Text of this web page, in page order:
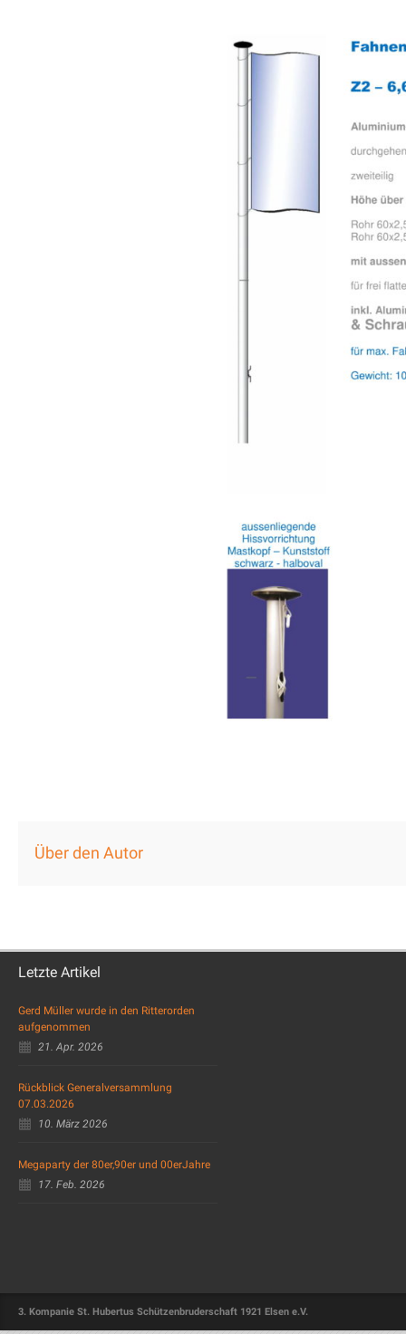
Über den Autor
Letzte Artikel
Gerd Müller wurde in den Ritterorden
aufgenommen
21. Apr. 2026
Rückblick Generalversammlung
07.03.2026
10. März 2026
Megaparty der 80er,90er und 00erJahre
17. Feb. 2026
3. Kompanie St. Hubertus Schützenbruderschaft 1921 Elsen e.V.